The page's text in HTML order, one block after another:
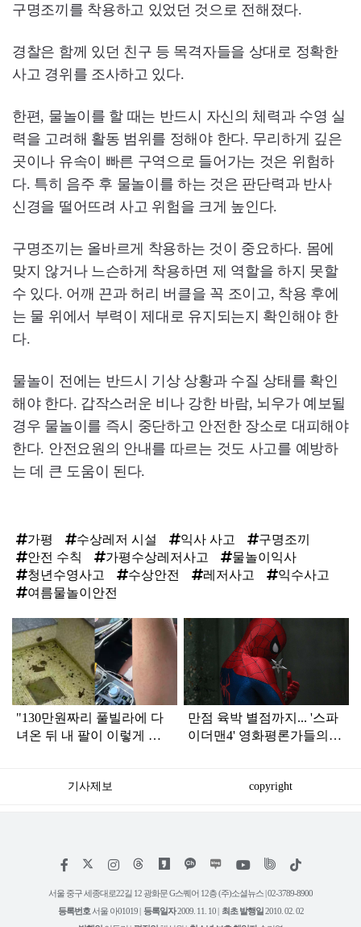
구명조끼를 착용하고 있었던 것으로 전해졌다.
경찰은 함께 있던 친구 등 목격자들을 상대로 정확한
사고 경위를 조사하고 있다.
한편, 물놀이를 할 때는 반드시 자신의 체력과 수영 실
력을 고려해 활동 범위를 정해야 한다. 무리하게 깊은
곳이나 유속이 빠른 구역으로 들어가는 것은 위험하
다. 특히 음주 후 물놀이를 하는 것은 판단력과 반사
신경을 떨어뜨려 사고 위험을 크게 높인다.
구명조끼는 올바르게 착용하는 것이 중요하다. 몸에
맞지 않거나 느슨하게 착용하면 제 역할을 하지 못할
수 있다. 어깨 끈과 허리 버클을 꼭 조이고, 착용 후에
는 물 위에서 부력이 제대로 유지되는지 확인해야 한
다.
물놀이 전에는 반드시 기상 상황과 수질 상태를 확인
해야 한다. 갑작스러운 비나 강한 바람, 뇌우가 예보될
경우 물놀이를 즉시 중단하고 안전한 장소로 대피해야
한다. 안전요원의 안내를 따르는 것도 사고를 예방하
는 데 큰 도움이 된다.
가평 수상레저 시설 익사 사고
구명조끼
안전 수칙
가평수상레저사고
물놀이익사
청년수영사고
수상안전 레저사고
익수사고
여름물놀이안전
탑
라
인
"130만원짜리 풀빌라에 다
녀온 뒤 내 팔이 이렇게 됐
만점 육박 별점까지... '스파
이더맨4' 영화평론가들의
기사제보 copyright
페
스
인
타
램
위
트
유
틱
서울 중구 세종대로22길 12 광화문 G스퀘어 12층 (주)소셜뉴스 | 02-3789-8900
등록번호 서울 아01019 | 등록일자2009. 11. 10 | 최초 발행일 2010. 02. 02